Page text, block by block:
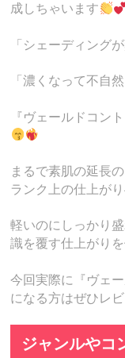
成しちゃいます
「シェーディング
「濃くなって不自
『ヴェールドコン
まるで素肌の延長
ランク上の仕上が
軽いのにしっかり
識を覆す仕上がり
今回実際に『ヴェ
になる方はぜひレ
ジャンルやコ